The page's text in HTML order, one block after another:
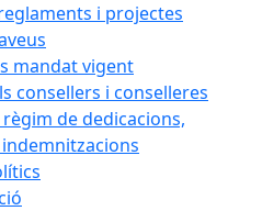
i projectes
mandat vigent
consellers i conselleres
de dedicacions,